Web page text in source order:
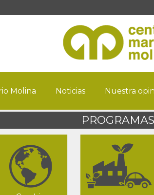
Molina Noticias Nuestra
PROGRAMAS